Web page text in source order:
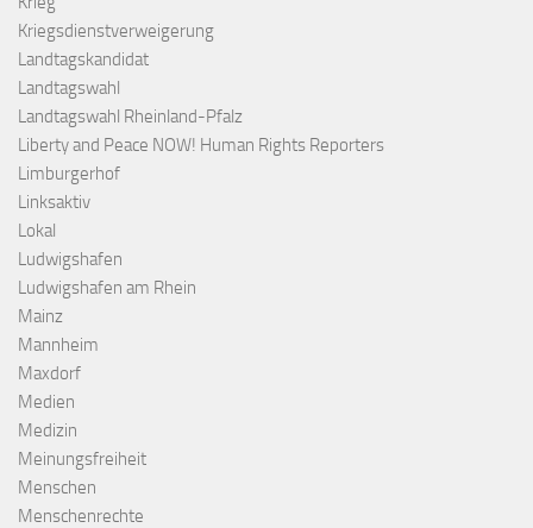
Kriegsdienstverweigerung
Landtagskandidat
Landtagswahl
Landtagswahl Rheinland-Pfalz
Liberty and Peace NOW! Human Rights Reporters
Limburgerhof
Linksaktiv
Lokal
Ludwigshafen
Ludwigshafen am Rhein
Mainz
Mannheim
Maxdorf
Medien
Medizin
Meinungsfreiheit
Menschen
Menschenrechte